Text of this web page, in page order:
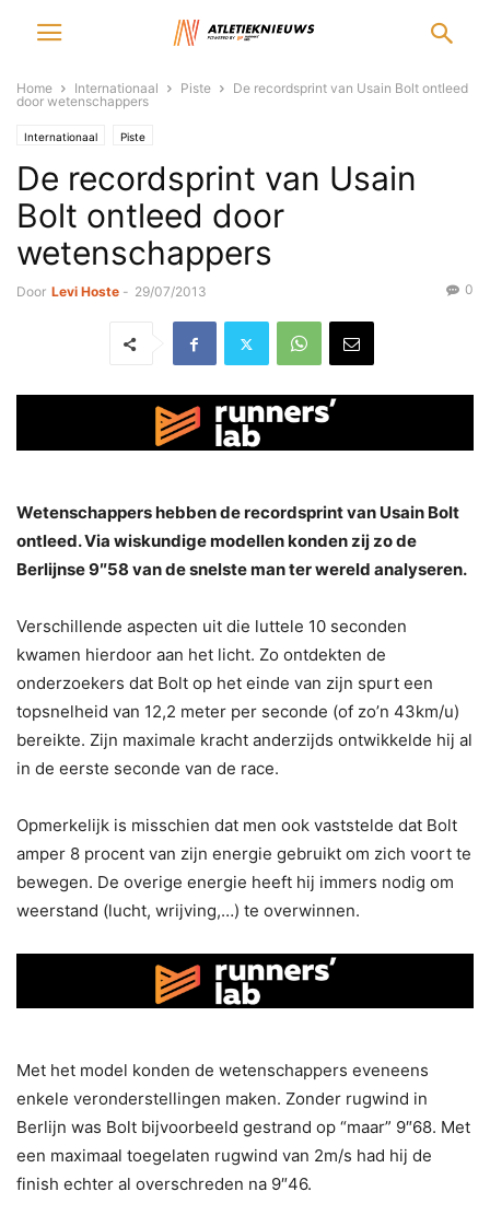
Home Internationaal Piste
De recordsprint van Usain Bolt ontleed
door wetenschappers
Internationaal Piste
De recordsprint van Usain
Bolt ontleed door
wetenschappers
Door Levi Hoste - 29/07/2013 0
Wetenschappers hebben de recordsprint van Usain Bolt
ontleed. Via wiskundige modellen konden zij zo de
Berlijnse 9″58 van de snelste man ter wereld analyseren.
Verschillende aspecten uit die luttele 10 seconden
kwamen hierdoor aan het licht. Zo ontdekten de
onderzoekers dat Bolt op het einde van zijn spurt een
topsnelheid van 12,2 meter per seconde (of zo’n 43km/u)
bereikte. Zijn maximale kracht anderzijds ontwikkelde hij al
in de eerste seconde van de race.
Opmerkelijk is misschien dat men ook vaststelde dat Bolt
amper 8 procent van zijn energie gebruikt om zich voort te
bewegen. De overige energie heeft hij immers nodig om
weerstand (lucht, wrijving,…) te overwinnen.
Met het model konden de wetenschappers eveneens
enkele veronderstellingen maken. Zonder rugwind in
Berlijn was Bolt bijvoorbeeld gestrand op “maar” 9″68. Met
een maximaal toegelaten rugwind van 2m/s had hij de
finish echter al overschreden na 9″46.